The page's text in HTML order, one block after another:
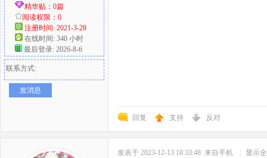
精华贴：0篇
阅读权限：0
注册时间: 2021-3-28
在线时间: 340 小时
最后登录: 2026-8-6
联系方式:
发消息
回复 支持 反对
发表于 2023-12-13 18:33:48 来自手机 显示